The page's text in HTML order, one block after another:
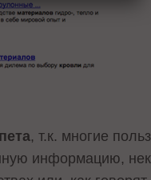
, т.к. многие
информацию,